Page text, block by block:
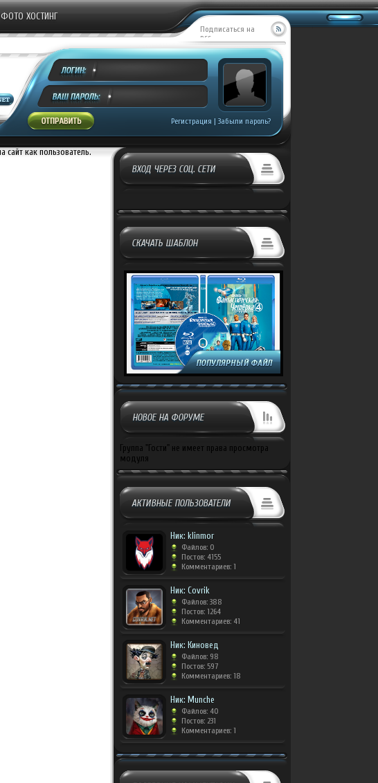
ФОТО ХОСТИНГ
Подписаться на
RSS
Регистрация | Забыли пароль?
сайт как пользователь.
ВХОД ЧЕРЕЗ СОЦ. СЕТИ
СКАЧАТЬ ШАБЛОН
НОВОЕ НА ФОРУМЕ
Группа "Гости" не имеет права просмотра
модуля
АКТИВНЫЕ ПОЛЬЗОВАТЕЛИ
Ник: klinmor
Файлов: 0
Постов: 4155
Комментариев: 1
Ник: Covrik
Файлов: 388
Постов: 1264
Комментариев: 41
Ник: Киновед
Файлов: 98
Постов: 597
Комментариев: 18
Ник: Munche
Файлов: 40
Постов: 231
Комментариев: 1